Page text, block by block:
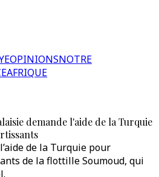
OPINIONSNOTRE
AFRIQUE
demande l'aide de la Turquie
de la Turquie pour
de la flottille Soumoud, qui